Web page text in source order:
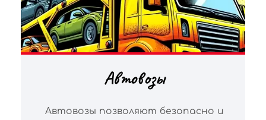
Автовозы
Автовозы позволяют безопасно и